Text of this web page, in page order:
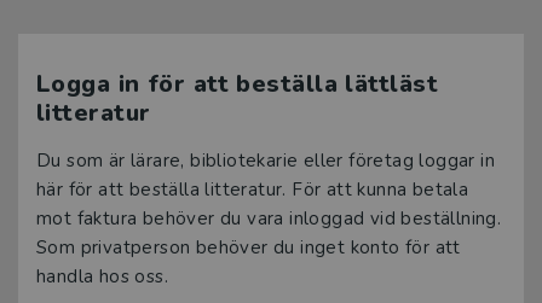
Logga in för att beställa lättläst
litteratur
Du som är lärare, bibliotekarie eller företag loggar in
här för att beställa litteratur. För att kunna betala
mot faktura behöver du vara inloggad vid beställning.
Som privatperson behöver du inget konto för att
handla hos oss.